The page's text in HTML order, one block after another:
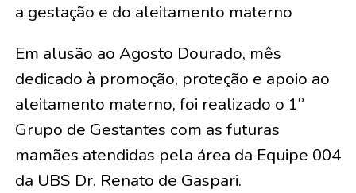
a gestação e do aleitamento materno
Em alusão ao Agosto Dourado, mês
dedicado à promoção, proteção e apoio ao
aleitamento materno, foi realizado o 1º
Grupo de Gestantes com as futuras
mamães atendidas pela área da Equipe 004
da UBS Dr. Renato de Gaspari.